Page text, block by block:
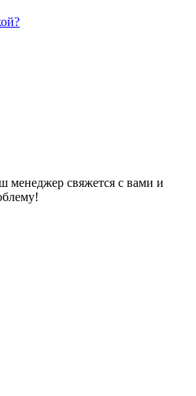
менеджер свяжется с вами и